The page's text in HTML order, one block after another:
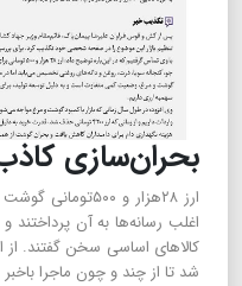
بحران‌سازی
ارز ۲۸هزار و
اغلب رسانه‌ها به آن
کالاهای اساسی سخن گفتند. از
شد تا از چند و چون ماجرا